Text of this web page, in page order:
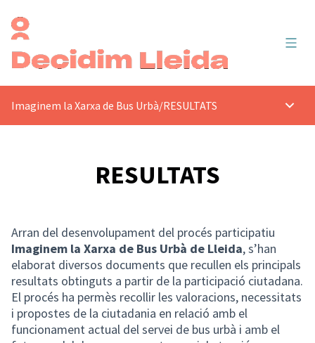
Imaginem la Xarxa de Bus Urbà/RESULTATS
RESULTATS
Arran del desenvolupament del procés participatiu
Imaginem la Xarxa de Bus Urbà de Lleida, s’han
elaborat diversos documents que recullen els principals
resultats obtinguts a partir de la participació ciutadana.
El procés ha permès recollir les valoracions, necessitats
i propostes de la ciutadania en relació amb el
funcionament actual del servei de bus urbà i amb el